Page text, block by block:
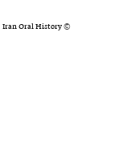
© Copyright 2020 -
Iran Oral History